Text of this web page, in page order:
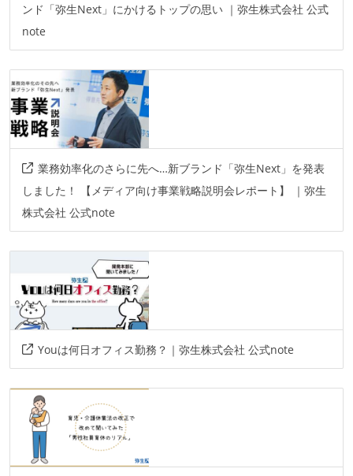
ンド「弥生Next」にかけるトップの思い ｜弥生株式会社 公式
note
業務効率化のさらに先へ…新ブランド「弥生Next」を発表
しました！ 【メディア向け事業戦略説明会レポート】 ｜弥生
株式会社 公式note
Youは何日オフィス勤務？｜弥生株式会社 公式note